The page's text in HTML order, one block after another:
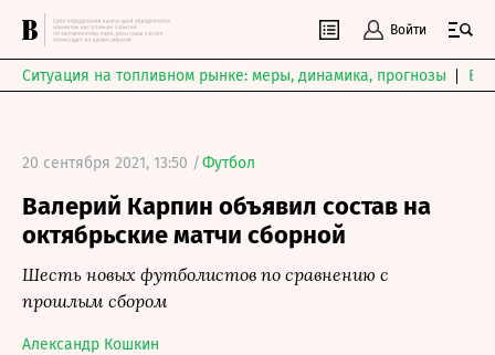
Войти
Ситуация на топливном рынке: меры, динамика, прогнозы
20 сентября 2021, 13:50 /Футбол
Валерий Карпин объявил состав на
октябрьские матчи сборной
Шесть новых футболистов по сравнению с
прошлым сбором
Александр Кошкин